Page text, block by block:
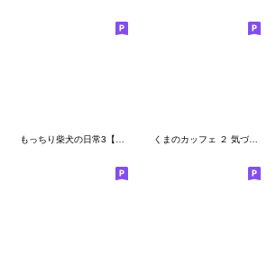
もっちり柴犬の日常3【運動編】 くまのカッフェ ２ 気づかい編